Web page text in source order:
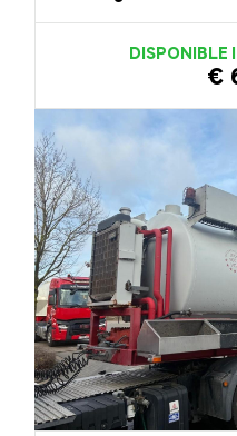
DISPONIBLE
€